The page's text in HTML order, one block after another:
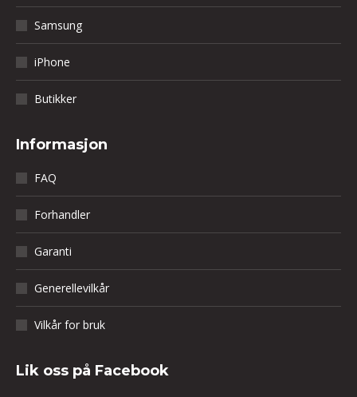
Samsung
iPhone
Butikker
Informasjon
FAQ
Forhandler
Garanti
Generellevilkår
Vilkår for bruk
Lik oss på Facebook